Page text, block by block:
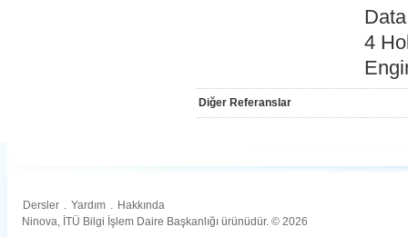
4
Diğer Referanslar
Dersler . Yardım . Hakkında
Ninova, İTÜ Bilgi İşlem Daire Başkanlığı ürünüdür. © 2026